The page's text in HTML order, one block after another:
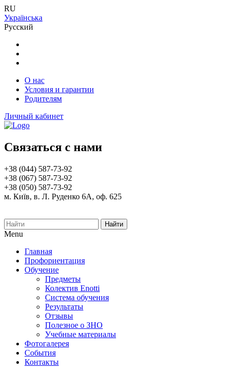
RU
Українська
Русский
О нас
Условия и гарантии
Родителям
Личный кабинет
Связаться с нами
+38 (044) 587-73-92
+38 (067) 587-73-92
+38 (050) 587-73-92
м. Київ, в. Л. Руденко 6А, оф. 625
Найти
Menu
Главная
Профориентация
Обучение
Предметы
Колектив Enotti
Система обучения
Результаты
Отзывы
Полезное о ЗНО
Учебные материалы
Фотогалерея
События
Контакты